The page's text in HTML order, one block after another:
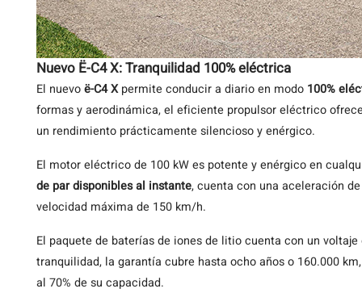
Nuevo Ë-C4 X: Tranquilidad 100% eléctrica
El nuevoë-C4 Xpermite conducir a diario en modo 100%
formas y aerodinámica, el eficiente propulsor eléctrico
un rendimiento prácticamente silencioso y enérgico.
El motor eléctrico de 100 kW es potente y enérgico en
de par disponibles al instante, cuenta con una aceleración
velocidad máxima de 150 km/h.
El paquete de baterías de iones de litio cuenta con un
tranquilidad, la garantía cubre hasta ocho años o 160.000
al 70% de su capacidad.